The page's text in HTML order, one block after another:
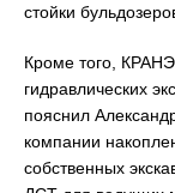
стойки
Кроме того,
гидравлических
пояснил
компании
собственных